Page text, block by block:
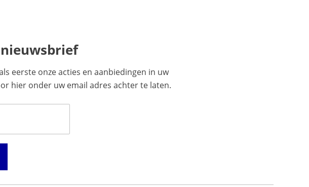
eerste onze acties en aanbiedingen in uw
hier onder uw email adres achter te laten.